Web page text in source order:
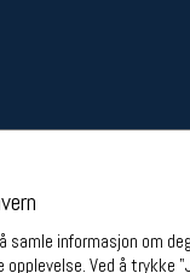
informasjon om
Ved å trykke